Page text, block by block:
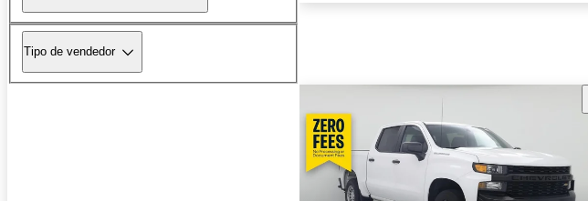
Tipo de vendedor